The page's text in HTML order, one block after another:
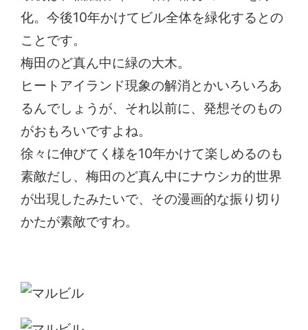
化。今後10年かけてビル全体を緑化するとの
ことです。
梅田のど真ん中に緑の大木。
ヒートアイランド現象の解消とかいろいろあ
るんでしょうが、それ以前に、発想そのもの
がおもろいですよね。
徐々に伸びてく様を10年かけて楽しめるのも
素敵だし、梅田のど真ん中にナウシカ的世界
が出現したみたいで、その漫画的な振り切り
かたが素敵ですわ。